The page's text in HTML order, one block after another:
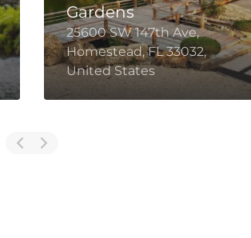
Gardens
25600 SW 147th Ave,
Homestead, FL 33032,
United States